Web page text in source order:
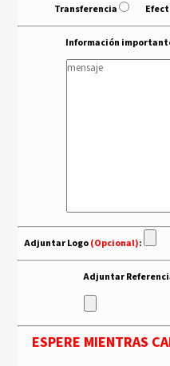
Transferencia
Información
Adjuntar Logo(Opcional):
Adjuntar
ESPERE MIENTRAS